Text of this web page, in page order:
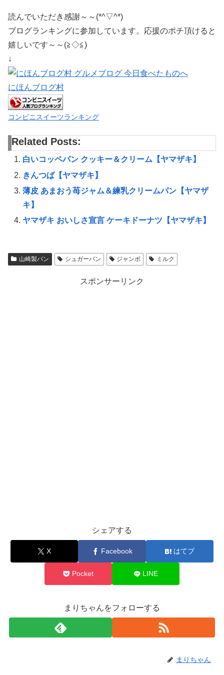
読んでいただき感謝～～(*^▽^*)
ブログランキングに参加しています。応援のポチ頂けると
嬉しいです～～(≧◇≦)
↓
にほんブログ村
コンビニスイーツランキング
Related Posts:
白いコッペパン クッキー＆クリーム【ヤマザキ】
きんつば【ヤマザキ】
薄皮 あまおう苺ジャム＆練乳クリームパン【ヤマザ
キ】
ヤマザキ おいしさ宣言 ケーキドーナツ【ヤマザキ】
山崎製パン シュガーパン ジャンボ ミルク
スポンサーリンク
シェアする
X Facebook はてブ
Pocket LINE
まりちゃんをフォローする
まりちゃん